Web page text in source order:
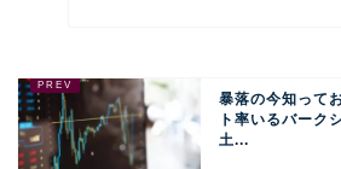
暴落の今知って
ト率いるバーク
土...